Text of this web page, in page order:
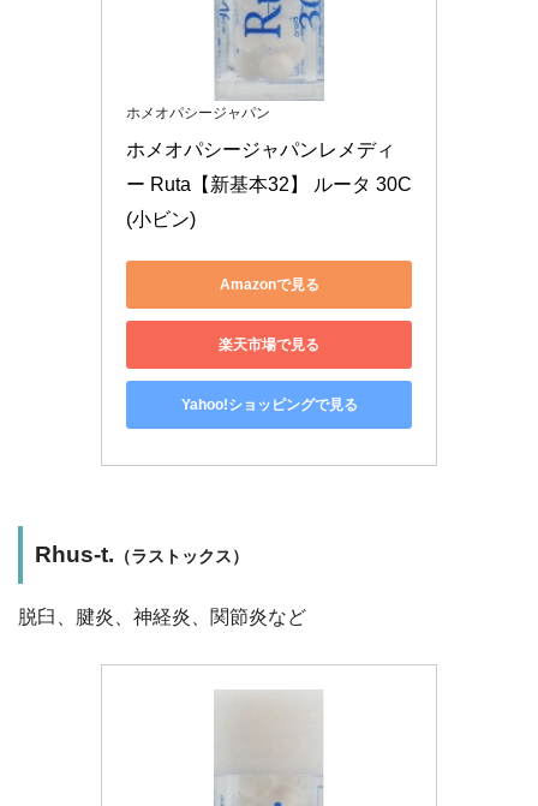
ホメオパシージャパン
ホメオパシージャパンレメディ
ー Ruta【新基本32】 ルータ 30C
(小ビン)
Amazonで見る
楽天市場で見る
Yahoo!ショッピングで見る
Rhus-t. （ラストックス）
脱臼、腱炎、神経炎、関節炎など